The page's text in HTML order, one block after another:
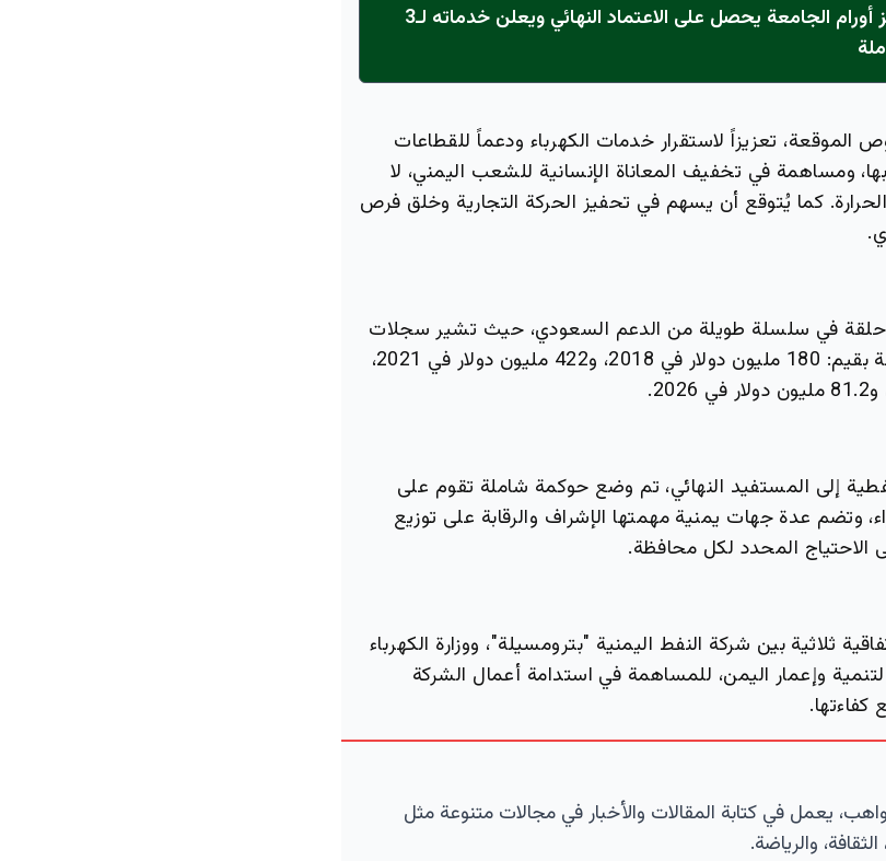
عاجل: القناة تنطلق... مركز أورام الجامعة يحصل على الاعتماد النهائي ويعلن خدماته لـ3
الموقعة، تعزيزاً لاستقرار خدمات الكهرباء ودعماً للقطاعات
ومساهمة في تخفيف المعاناة الإنسانية للشعب اليمني، لا
كما يُتوقع أن يسهم في تحفيز الحركة التجارية وخلق فرص
في سلسلة طويلة من الدعم السعودي، حيث تشير سجلات
البرنامج إلى تقديم منح سابقة بقيم: 180 مليون دولار في 2018، و422 مليون دولار في 2021،
إلى المستفيد النهائي، تم وضع حوكمة شاملة تقوم على
وتضم عدة جهات يمنية مهمتها الإشراف والرقابة على توزيع
الاحتياج المحدد لكل محافظة.
ثلاثية بين شركة النفط اليمنية "بترومسيلة"، ووزارة الكهرباء
لتنمية وإعمار اليمن، للمساهمة في استدامة أعمال الشركة
كفاءتها.
يعمل في كتابة المقالات والأخبار في مجالات متنوعة مثل
والرياضة.